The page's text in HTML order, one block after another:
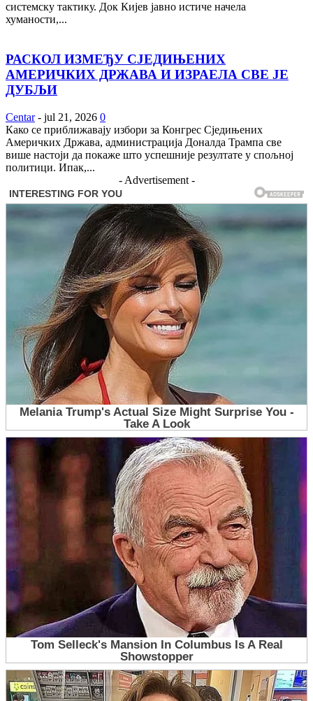
системску тактику. Док Кијев јавно истиче начела
хуманости,...
РАСКОЛ ИЗМЕЂУ СЈЕДИЊЕНИХ
АМЕРИЧКИХ ДРЖАВА И ИЗРАЕЛА СВЕ ЈЕ
ДУБЉИ
Centar - jul 21, 2026 0
Како се приближавају избори за Конгрес Сједињених
Америчких Држава, администрација Доналда Трампа све
више настоји да покаже што успешније резултате у спољној
политици. Ипак,...
- Advertisement -